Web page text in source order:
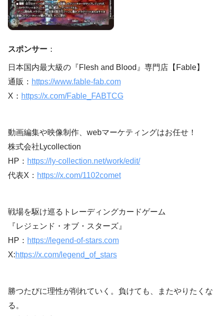
スポンサー ：
日本国内最大級の『Flesh and Blood』専門店【Fable】
通販： https://www.fable-fab.com
X： https://x.com/Fable_FABTCG
動画編集や映像制作、webマーケティングはお任せ！
株式会社Lycollection
HP： https://ly-collection.net/work/edit/
代表X： https://x.com/1102comet
戦場を駆け巡るトレーディングカードゲーム
『レジェンド・オブ・スターズ』
HP： https://legend-of-stars.com
X:https://x.com/legend_of_stars
勝つたびに理性が削れていく。負けても、またやりたくな
る。